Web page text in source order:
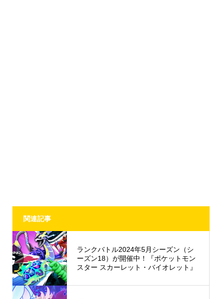
関連記事
ランクバトル2024年5月シーズン（シ
ーズン18）が開催中！『ポケットモン
スター スカーレット・バイオレット』